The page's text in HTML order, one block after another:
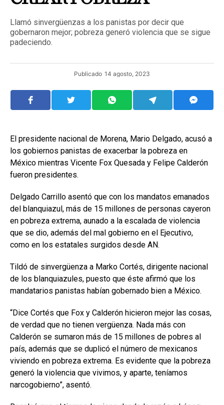
Llamó sinvergüenzas a los panistas por decir que
gobernaron mejor; pobreza generó violencia que se sigue
padeciendo.
Publicado 14 agosto, 2023
El presidente nacional de Morena, Mario Delgado, acusó a
los gobiernos panistas de exacerbar la pobreza en
México mientras Vicente Fox Quesada y Felipe Calderón
fueron presidentes.
Delgado Carrillo asentó que con los mandatos emanados
del blanquiazul, más de 15 millones de personas cayeron
en pobreza extrema, aunado a la escalada de violencia
que se dio, además del mal gobierno en el Ejecutivo,
como en los estatales surgidos desde AN.
Tildó de sinvergüenza a Marko Cortés, dirigente nacional
de los blanquiazules, puesto que éste afirmó que los
mandatarios panistas habían gobernado bien a México.
“Dice Cortés que Fox y Calderón hicieron mejor las cosas,
de verdad que no tienen vergüenza. Nada más con
Calderón se sumaron más de 15 millones de pobres al
país, además que se duplicó el número de mexicanos
viviendo en pobreza extrema. Es evidente que la pobreza
generó la violencia que vivimos, y aparte, teníamos
narcogobierno”, asentó.